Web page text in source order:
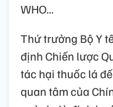
WHO...
Thứ trưởng Bộ Y
định Chiến lược
tác hại thuốc lá
quan tâm của